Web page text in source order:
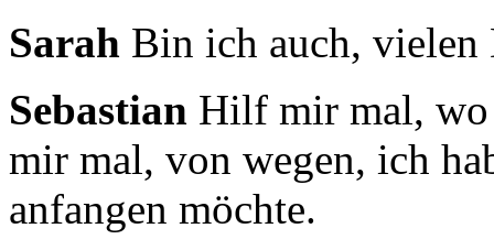
Sarah Bin ich auch, vielen
Sebastian Hilf mir mal, wo
mir mal, von wegen, ich
anfangen möchte.